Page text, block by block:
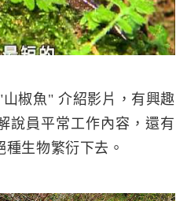
椒魚" 介紹影片，有興趣
說員平常工作內容，還有
生物繁衍下去。